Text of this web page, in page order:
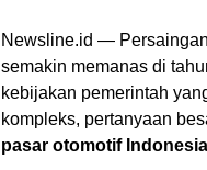
Newsline.id —
semakin memanas di
kebijakan pemerintah
kompleks, pertanyaan
pasar otomotif